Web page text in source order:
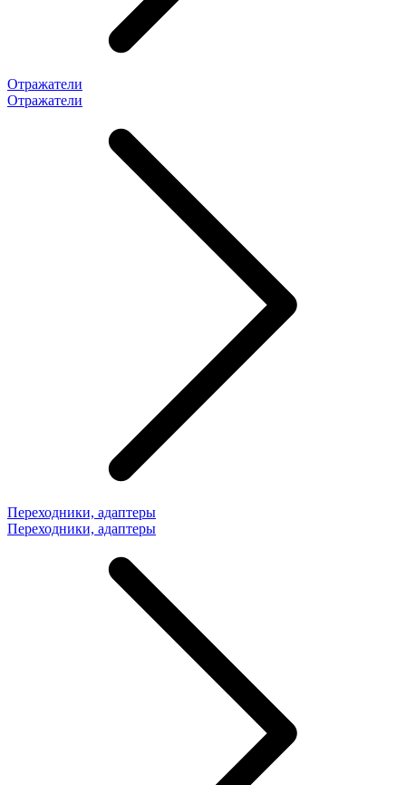
Отражатели
Отражатели
Переходники, адаптеры
Переходники, адаптеры